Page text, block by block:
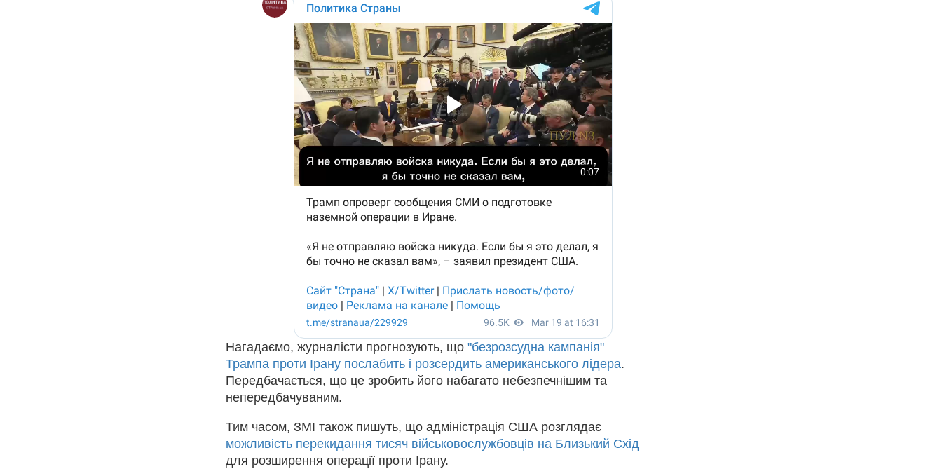
Нагадаємо, журналісти прогнозують, що "безрозсудна кампанія"
Трампа проти Ірану послабить і розсердить американського лідера.
Передбачається, що це зробить його набагато небезпечнішим та
непередбачуваним.
Тим часом, ЗМІ також пишуть, що адміністрація США розглядає
можливість перекидання тисяч військовослужбовців на Близький Схід
для розширення операції проти Ірану.